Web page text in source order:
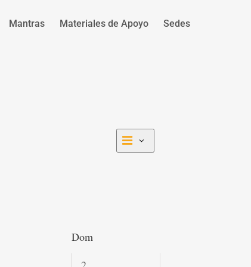
Mantras Materiales de Apoyo Sedes
Navegación
Navegación
de
Mes
Dom
0